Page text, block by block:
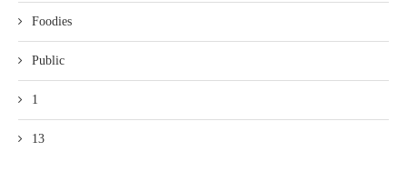
Foodies
Public
1
13